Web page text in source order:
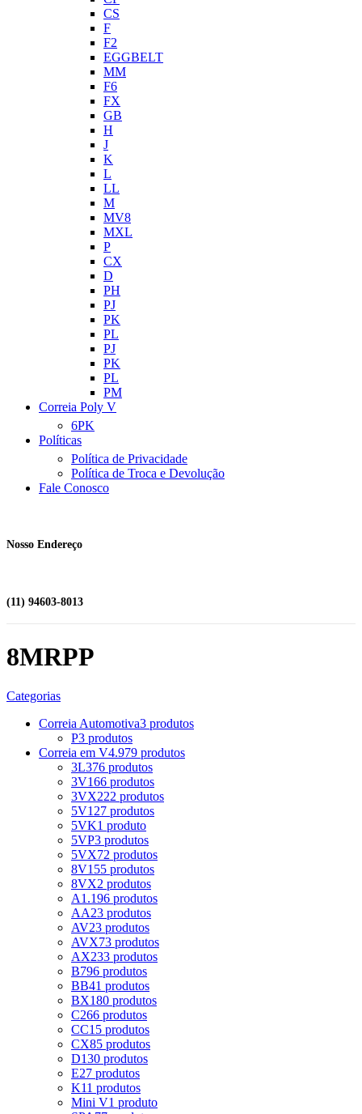
CS
F
F2
EGGBELT
MM
F6
FX
GB
H
J
K
L
LL
M
MV8
MXL
P
CX
D
PH
PJ
PK
PL
PJ
PK
PL
PM
Correia Poly V
6PK
Políticas
Política de Privacidade
Política de Troca e Devolução
Fale Conosco
Nosso Endereço
(11) 94603-8013
8MRPP
Categorias
Correia Automotiva3 produtos
P3 produtos
Correia em V4.979 produtos
3L376 produtos
3V166 produtos
3VX222 produtos
5V127 produtos
5VK1 produto
5VP3 produtos
5VX72 produtos
8V155 produtos
8VX2 produtos
A1.196 produtos
AA23 produtos
AV23 produtos
AVX73 produtos
AX233 produtos
B796 produtos
BB41 produtos
BX180 produtos
C266 produtos
CC15 produtos
CX85 produtos
D130 produtos
E27 produtos
K11 produtos
Mini V1 produto